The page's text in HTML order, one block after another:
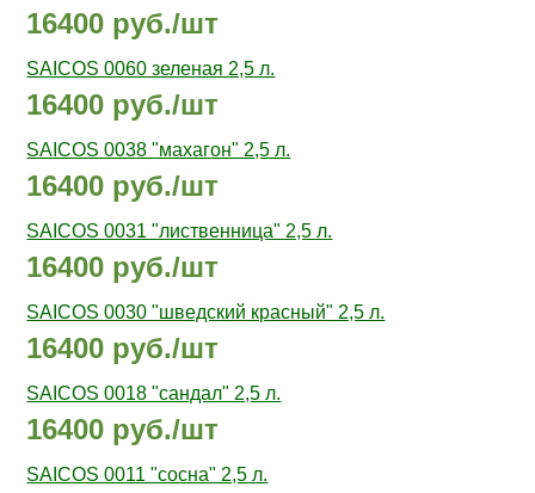
16400 руб./шт
SAICOS 0060 зеленая 2,5 л.
16400 руб./шт
SAICOS 0038 "махагон" 2,5 л.
16400 руб./шт
SAICOS 0031 "лиственница" 2,5 л.
16400 руб./шт
SAICOS 0030 "шведский красный" 2,5 л.
16400 руб./шт
SAICOS 0018 "сандал" 2,5 л.
16400 руб./шт
SAICOS 0011 "сосна" 2,5 л.